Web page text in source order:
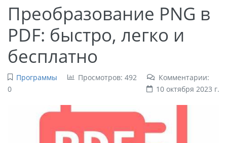
Преобразование PNG в
PDF: быстро, легко и
бесплатно
Программы Просмотров: 492
Комментарии:
0
10 октября 2023 г.